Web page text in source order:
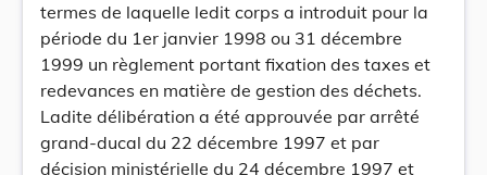
termes de laquelle ledit corps a introduit pour la
période du 1er janvier 1998 ou 31 décembre
1999 un règlement portant fixation des taxes et
redevances en matière de gestion des déchets.
Ladite délibération a été approuvée par arrêté
grand-ducal du 22 décembre 1997 et par
décision ministérielle du 24 décembre 1997 et